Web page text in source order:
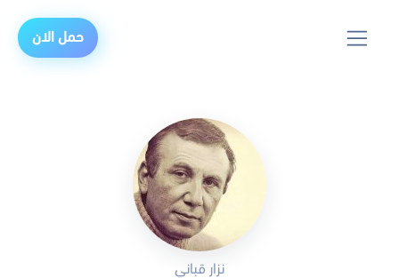
حمل الان
نزار قباني